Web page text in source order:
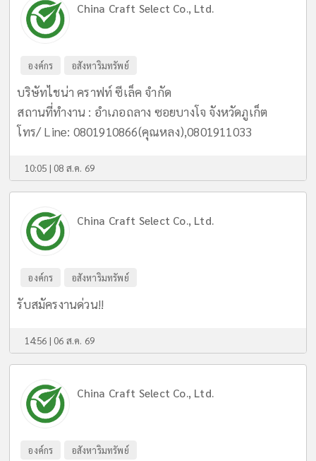
China Craft Select Co., Ltd.
องค์กร อสังหาริมทรัพย์
บริษัทไชน่า คราฟท์ ซีเล็ค จำกัด
สถานที่ทำงาน : อำเภอถลาง ซอยบางโจ จังหวัดภูเก็ต
โทร/ Line: 0801910866(คุณหลง),0801911033
10:05 | 08 ส.ค. 69
China Craft Select Co., Ltd.
องค์กร อสังหาริมทรัพย์
รับสมัครงานด่วน!!
14:56 | 06 ส.ค. 69
China Craft Select Co., Ltd.
องค์กร อสังหาริมทรัพย์